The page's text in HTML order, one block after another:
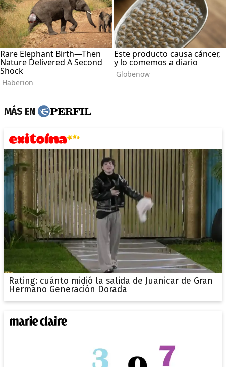
MÁS EN
Rating: cuánto midió la salida de Juanicar de Gran
Hermano Generación Dorada